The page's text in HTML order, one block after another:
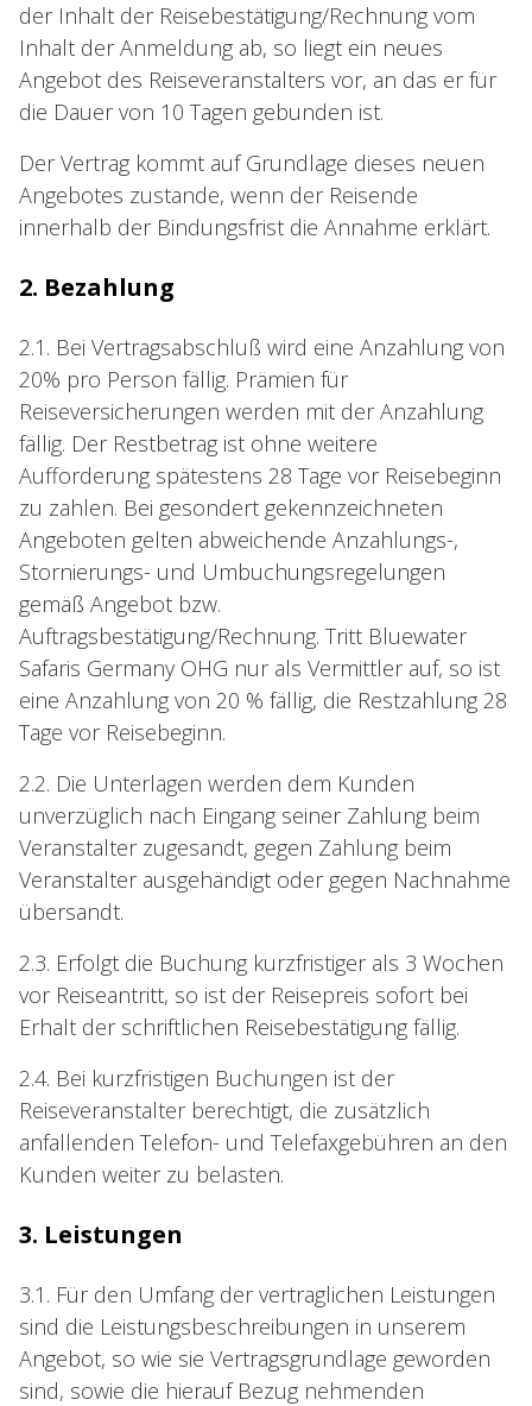
der Inhalt der Reisebestätigung/Rechnung vom
Inhalt der Anmeldung ab, so liegt ein neues
Angebot des Reiseveranstalters vor, an das er für
die Dauer von 10 Tagen gebunden ist.
Der Vertrag kommt auf Grundlage dieses neuen
Angebotes zustande, wenn der Reisende
innerhalb der Bindungsfrist die Annahme erklärt.
2. Bezahlung
2.1. Bei Vertragsabschluß wird eine Anzahlung von
20% pro Person fällig. Prämien für
Reiseversicherungen werden mit der Anzahlung
fällig. Der Restbetrag ist ohne weitere
Aufforderung spätestens 28 Tage vor Reisebeginn
zu zahlen. Bei gesondert gekennzeichneten
Angeboten gelten abweichende Anzahlungs-,
Stornierungs- und Umbuchungsregelungen
gemäß Angebot bzw.
Auftragsbestätigung/Rechnung. Tritt Bluewater
Safaris Germany OHG nur als Vermittler auf, so ist
eine Anzahlung von 20 % fällig, die Restzahlung 28
Tage vor Reisebeginn.
2.2. Die Unterlagen werden dem Kunden
unverzüglich nach Eingang seiner Zahlung beim
Veranstalter zugesandt, gegen Zahlung beim
Veranstalter ausgehändigt oder gegen Nachnahme
übersandt.
2.3. Erfolgt die Buchung kurzfristiger als 3 Wochen
vor Reiseantritt, so ist der Reisepreis sofort bei
Erhalt der schriftlichen Reisebestätigung fällig.
2.4. Bei kurzfristigen Buchungen ist der
Reiseveranstalter berechtigt, die zusätzlich
anfallenden Telefon- und Telefaxgebühren an den
Kunden weiter zu belasten.
3. Leistungen
3.1. Für den Umfang der vertraglichen Leistungen
sind die Leistungsbeschreibungen in unserem
Angebot, so wie sie Vertragsgrundlage geworden
sind, sowie die hierauf Bezug nehmenden